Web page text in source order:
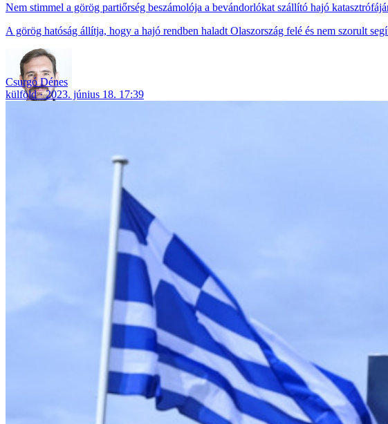
Nem stimmel a görög partiőrség beszámolója a bevándorlókat szállító hajó
A görög hatóság állítja, hogy a hajó rendben haladt Olaszország felé és nem szorult
Csurgó Dénes
külföld
2023. június 18. 17:39